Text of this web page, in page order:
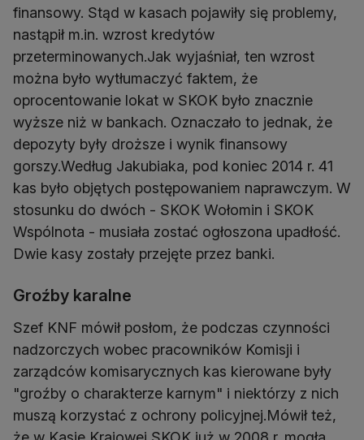
finansowy. Stąd w kasach pojawiły się problemy,
nastąpił m.in. wzrost kredytów
przeterminowanych.Jak wyjaśniał, ten wzrost
można było wytłumaczyć faktem, że
oprocentowanie lokat w SKOK było znacznie
wyższe niż w bankach. Oznaczało to jednak, że
depozyty były droższe i wynik finansowy
gorszy.Według Jakubiaka, pod koniec 2014 r. 41
kas było objętych postępowaniem naprawczym. W
stosunku do dwóch - SKOK Wołomin i SKOK
Wspólnota - musiała zostać ogłoszona upadłość.
Dwie kasy zostały przejęte przez banki.
Groźby karalne
Szef KNF mówił posłom, że podczas czynności
nadzorczych wobec pracowników Komisji i
zarządców komisarycznych kas kierowane były
"groźby o charakterze karnym" i niektórzy z nich
muszą korzystać z ochrony policyjnej.Mówił też,